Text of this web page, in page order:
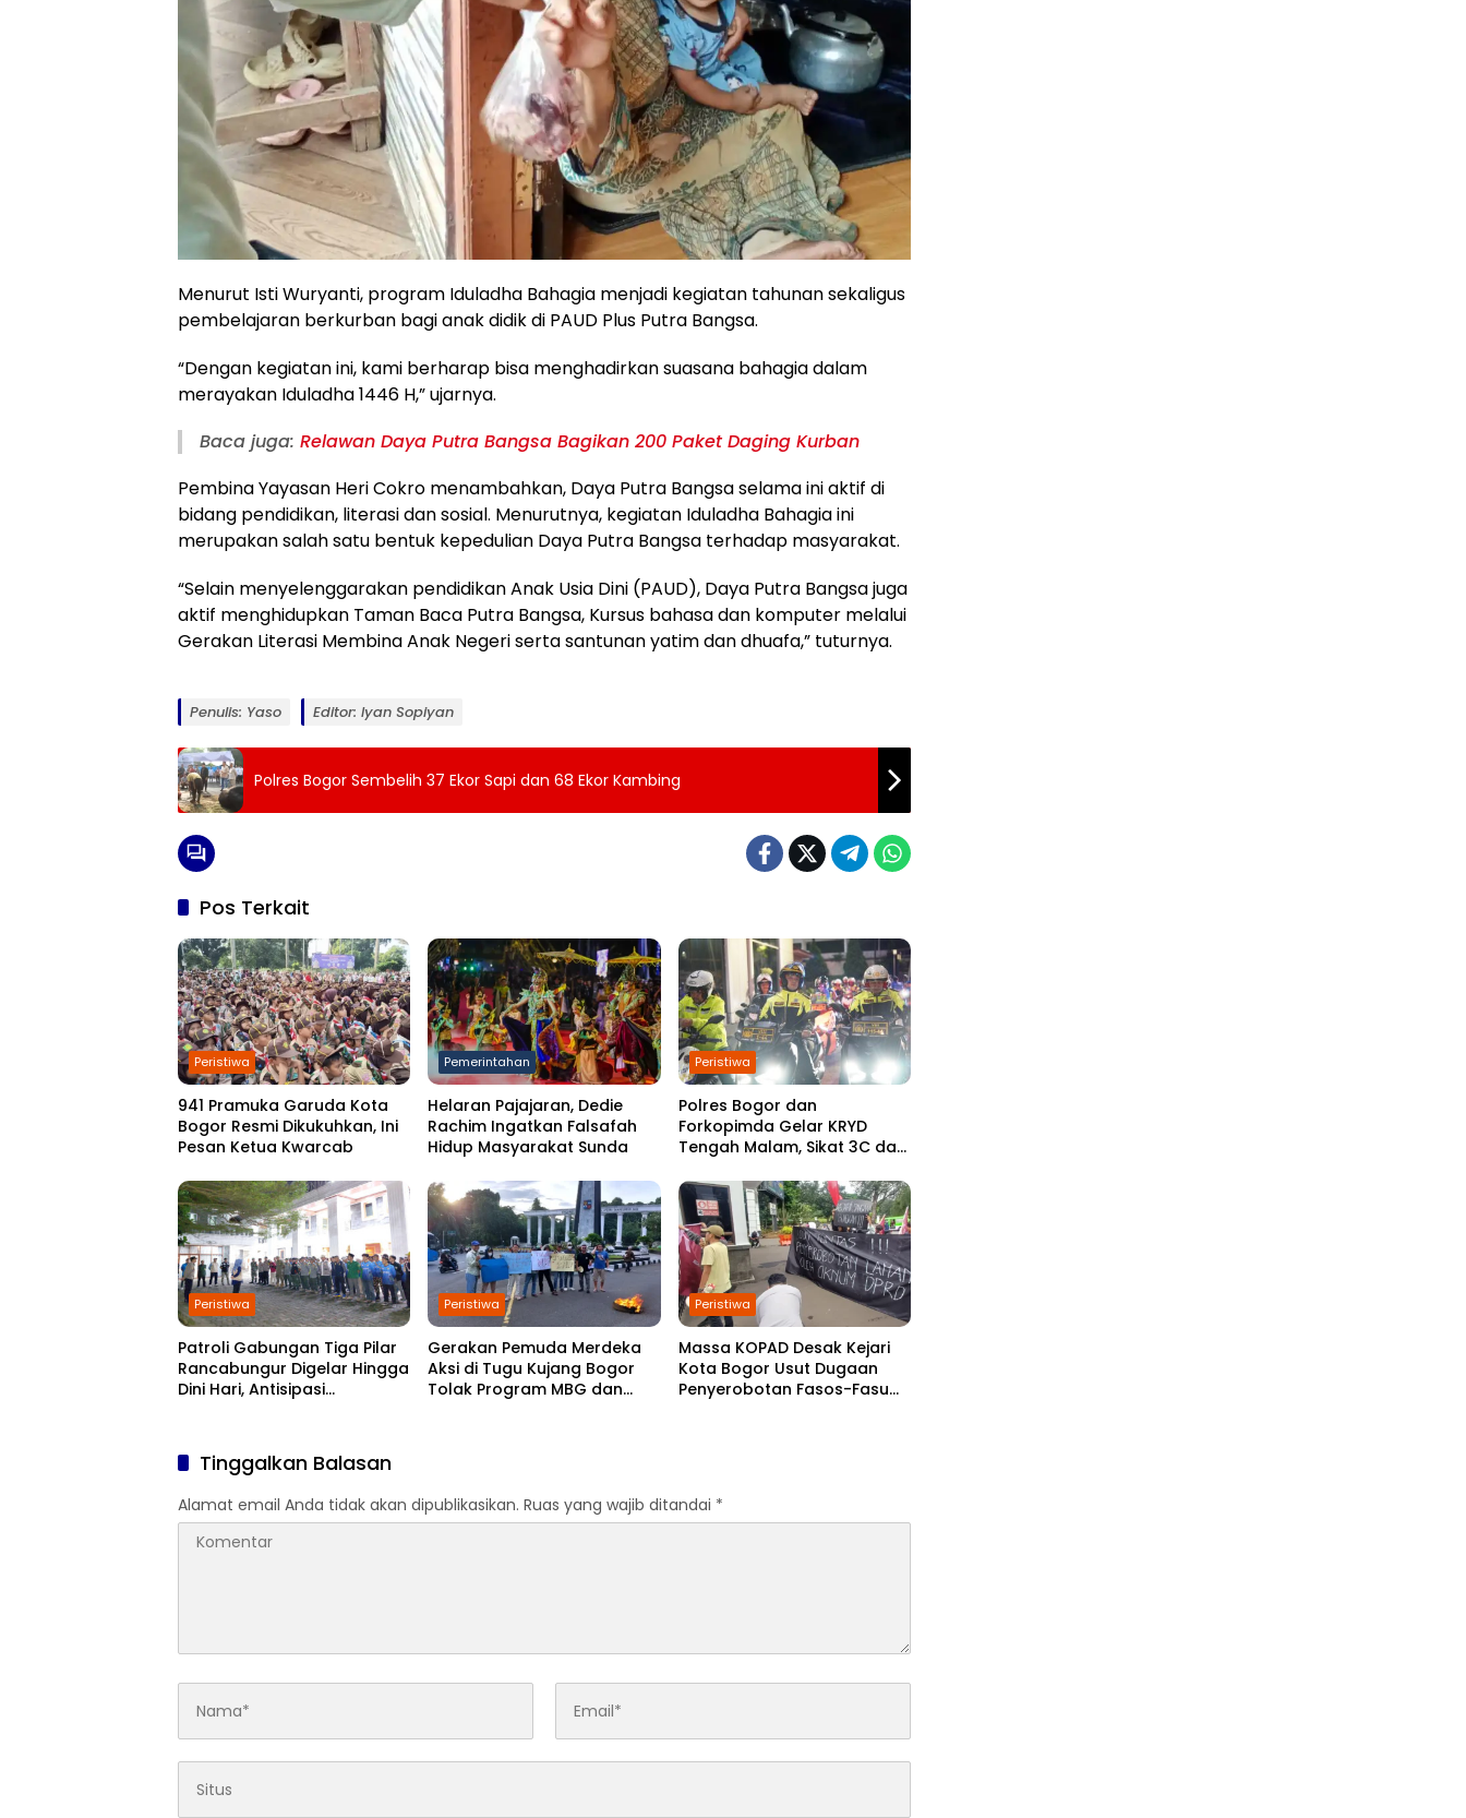
Menurut Isti Wuryanti, program Iduladha Bahagia menjadi kegiatan tahunan sekaligus
pembelajaran berkurban bagi anak didik di PAUD Plus Putra Bangsa.
“Dengan kegiatan ini, kami berharap bisa menghadirkan suasana bahagia dalam
merayakan Iduladha 1446 H,” ujarnya.
Baca juga: Relawan Daya Putra Bangsa Bagikan 200 Paket Daging Kurban
Pembina Yayasan Heri Cokro menambahkan, Daya Putra Bangsa selama ini aktif di
bidang pendidikan, literasi dan sosial. Menurutnya, kegiatan Iduladha Bahagia ini
merupakan salah satu bentuk kepedulian Daya Putra Bangsa terhadap masyarakat.
“Selain menyelenggarakan pendidikan Anak Usia Dini (PAUD), Daya Putra Bangsa juga
aktif menghidupkan Taman Baca Putra Bangsa, Kursus bahasa dan komputer melalui
Gerakan Literasi Membina Anak Negeri serta santunan yatim dan dhuafa,” tuturnya.
Penulis: Yaso Editor: Iyan Sopiyan
Polres Bogor Sembelih 37 Ekor Sapi dan 68 Ekor Kambing
Pos Terkait
Peristiwa
941 Pramuka Garuda Kota
Bogor Resmi Dikukuhkan, Ini
Pesan Ketua Kwarcab
Pemerintahan
Helaran Pajajaran, Dedie
Rachim Ingatkan Falsafah
Hidup Masyarakat Sunda
Peristiwa
Polres Bogor dan
Forkopimda Gelar KRYD
Tengah Malam, Sikat 3C dan
Bogor
Peristiwa
Patroli Gabungan Tiga Pilar
Rancabungur Digelar Hingga
Dini Hari, Antisipasi
Peristiwa
Gerakan Pemuda Merdeka
Aksi di Tugu Kujang Bogor
Tolak Program MBG dan
Peristiwa
Massa KOPAD Desak Kejari
Kota Bogor Usut Dugaan
Penyerobotan Fasos-Fasum
Tinggalkan Balasan
Alamat email Anda tidak akan dipublikasikan. Ruas yang wajib ditandai *